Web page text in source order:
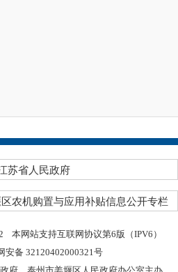
苏省人民政府
农机购置与应用补贴信息公开专栏
本网站支持互联网协议第6版（IPV6）
安备 32120402000321号